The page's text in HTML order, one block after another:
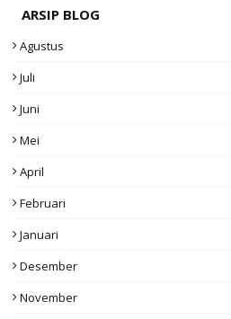
ARSIP BLOG
Agustus
Juli
Juni
Mei
April
Februari
Januari
Desember
November